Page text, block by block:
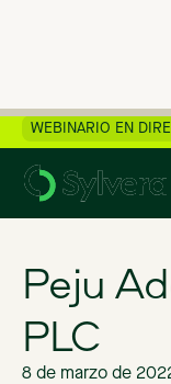
WEBINARIO EN
Peju
PLC
8 de marzo de